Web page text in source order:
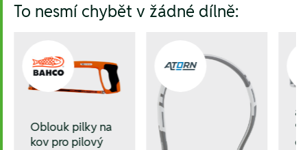
To nesmí chybět v žádné dílně:
Oblouk pilky na
kov pro pilový